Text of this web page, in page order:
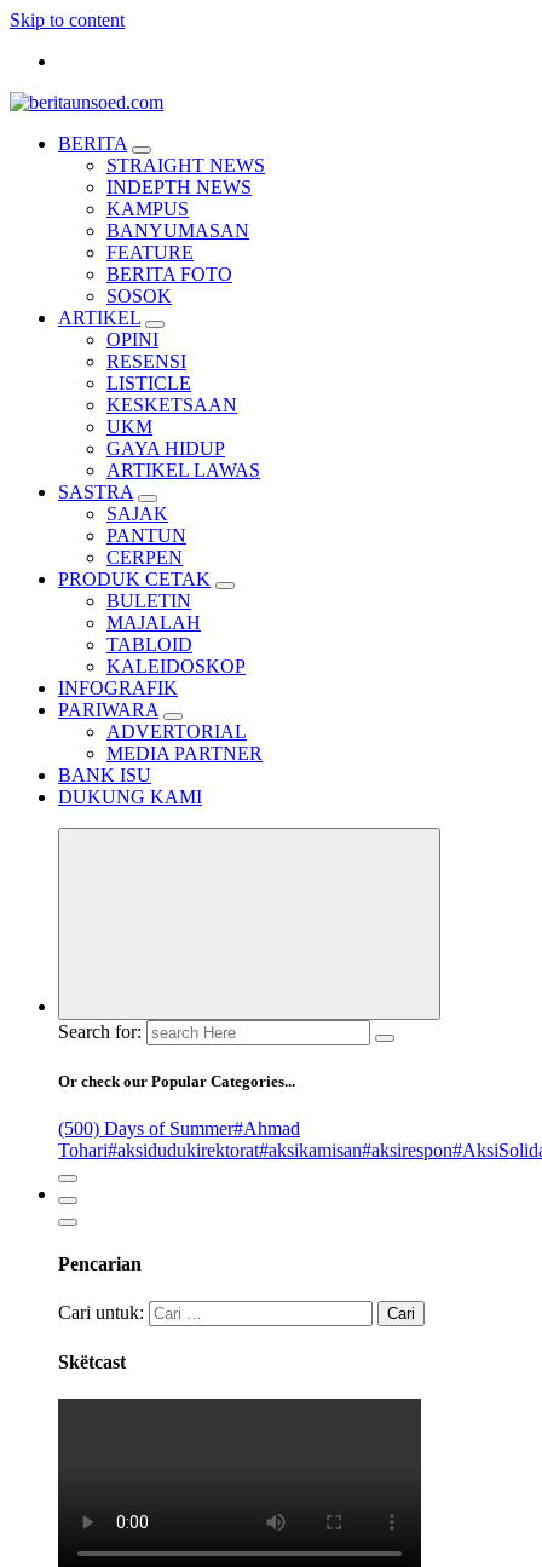
Skip to content
Pemandu Wawasan Almamater
BERITA
STRAIGHT NEWS
INDEPTH NEWS
KAMPUS
BANYUMASAN
FEATURE
BERITA FOTO
SOSOK
ARTIKEL
OPINI
RESENSI
LISTICLE
KESKETSAAN
UKM
GAYA HIDUP
ARTIKEL LAWAS
SASTRA
SAJAK
PANTUN
CERPEN
PRODUK CETAK
BULETIN
MAJALAH
TABLOID
KALEIDOSKOP
INFOGRAFIK
PARIWARA
ADVERTORIAL
MEDIA PARTNER
BANK ISU
DUKUNG KAMI
Search for:
Or check our Popular Categories...
(500) Days of Summer#Ahmad
Tohari#aksidudukirektorat#aksikamisan#aksirespon
Pencarian
Cari untuk:
Skëtcast